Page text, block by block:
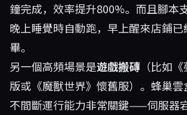
鐘完成，效率提升800%。而且腳本
晚上睡覺時自動跑，早上醒來店鋪
畢。
另一個高頻場景是遊戲搬磚 （比如
版或《魔獸世界》懷舊服）。蜂巢
不間斷運行能力非常關鍵——伺服器